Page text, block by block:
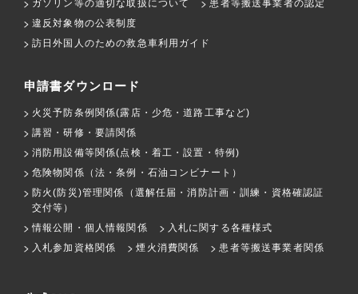
ガソリン等の適切な取扱について
患者等搬送事業者の認定
違反対象物の公表制度
訪日外国人のための救急車利用ガイド
申請書ダウンロード
火災予防条例関係(露店・少危・道路工事など)
講習・研修・要請関係
消防用設備等関係(点検・着工・設置・特例)
危険物関係（法・条例・石油コンビナート）
防火(防災)管理関係（選解任届・消防計画・訓練・資格確認証
交付等）
情報公開・個人情報関係
入札に関する各種様式
入札参加資格関係
煙火消費関係 患者等搬送事業者関係